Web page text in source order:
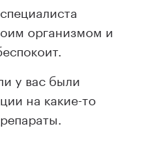
организмом и
у вас были
на какие-то